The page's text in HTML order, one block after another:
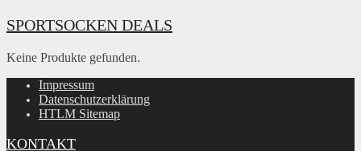
SPORTSOCKEN DEALS
Keine Produkte gefunden.
Impressum
Datenschutzerklärung
HTLM Sitemap
KONTAKT